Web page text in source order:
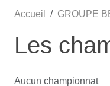
Accueil GROUPE
Les
Aucun championnat